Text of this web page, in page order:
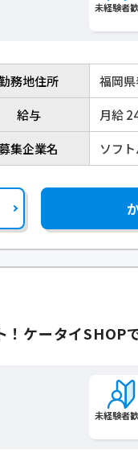
未経験者
務地住所
福岡
給与
月給
集企業名
ソフ
！ケータイSHOP
未経験者